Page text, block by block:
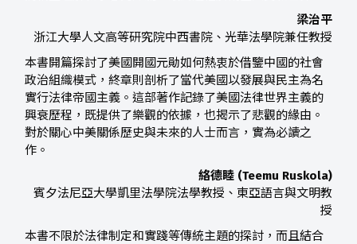
梁治平
浙江大學人文高等研究院中西書院、光華法學院兼任教授
本書開篇探討了美國開國元勛如何熱衷於借鑒中國的社會
政治組織模式，終章則剖析了當代美國以發展與民主為名
實行法律帝國主義。這部著作記錄了美國法律世界主義的
興衰歷程，既提供了樂觀的依據，也揭示了悲觀的緣由。
對於關心中美關係歷史與未來的人士而言，實為必讀之
作。
絡德睦 (Teemu Ruskola)
賓夕法尼亞大學凱里法學院法學教授、東亞語言與文明教
授
本書不限於法律制定和實踐等傳統主題的探討，而且結合